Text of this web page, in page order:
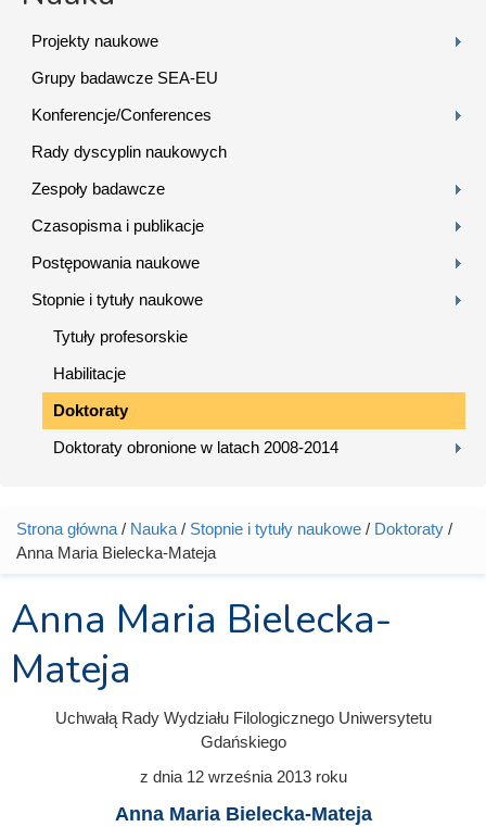
Projekty naukowe
Grupy badawcze SEA-EU
Konferencje/Conferences
Rady dyscyplin naukowych
Zespoły badawcze
Czasopisma i publikacje
Postępowania naukowe
Stopnie i tytuły naukowe
Tytuły profesorskie
Habilitacje
Doktoraty
Doktoraty obronione w latach 2008-2014
Jesteś tutaj
Strona główna / Nauka / Stopnie i tytuły naukowe / Doktoraty /
Anna Maria Bielecka-Mateja
Anna Maria Bielecka-
Mateja
Uchwałą Rady Wydziału Filologicznego Uniwersytetu
Gdańskiego
z dnia 12 września 2013roku
Anna Maria Bielecka-Mateja